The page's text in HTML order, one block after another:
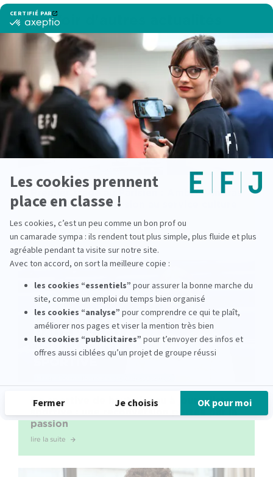
Voir d'autres actualités
Premier stage au Parisien : Ambre Vindras
raconte son immersion au service culture
De sportive de haut niveau à journaliste
sportive : une reconversion portée par la
passion
lire la suite